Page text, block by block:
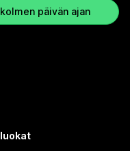
päivän ajan